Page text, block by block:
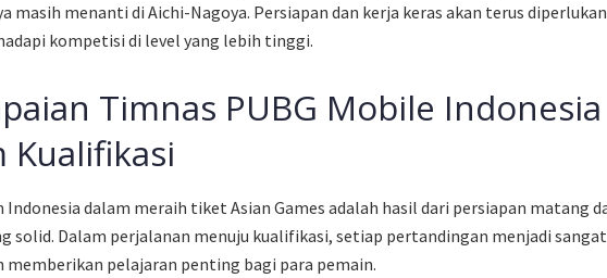
masih menanti di Aichi-Nagoya. Persiapan dan kerja keras akan terus diperlukan
kompetisi di level yang lebih tinggi.
Timnas PUBG Mobile Indonesia
Kualifikasi
Indonesia dalam meraih tiket Asian Games adalah hasil dari persiapan matang
solid. Dalam perjalanan menuju kualifikasi, setiap pertandingan menjadi sangat
memberikan pelajaran penting bagi para pemain.